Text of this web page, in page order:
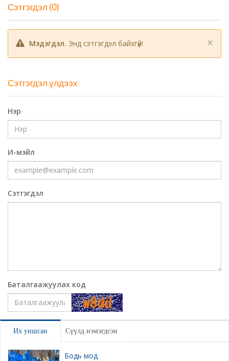
Сэтгэгдэл (0)
×
Мэдэгдэл. Энд сэтгэгдэл байхгүй!
Сэтгэгдэл үлдээх
Нэр
И-мэйл
Сэтгэгдэл
Баталгаажуулах код
Их уншсан Сүүлд нэмэгдсэн
Бодь мод